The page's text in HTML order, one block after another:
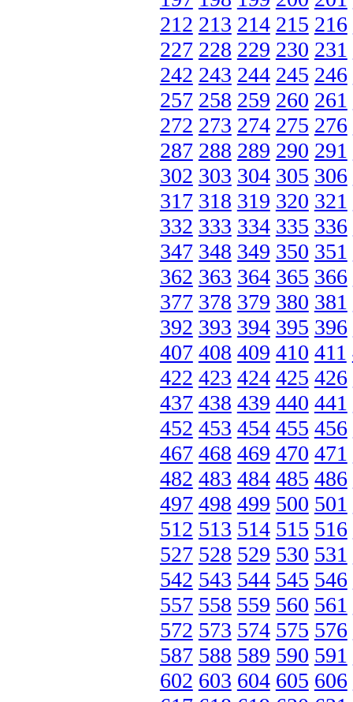
212 213 214 215 216
227 228 229 230 231
242 243 244 245 246
257 258 259 260 261
272 273 274 275 276
287 288 289 290 291
302 303 304 305 306
317 318 319 320 321
332 333 334 335 336
347 348 349 350 351
362 363 364 365 366
377 378 379 380 381
392 393 394 395 396
407 408 409 410 411
422 423 424 425 426
437 438 439 440 441
452 453 454 455 456
467 468 469 470 471
482 483 484 485 486
497 498 499 500 501
512 513 514 515 516
527 528 529 530 531
542 543 544 545 546
557 558 559 560 561
572 573 574 575 576
587 588 589 590 591
602 603 604 605 606